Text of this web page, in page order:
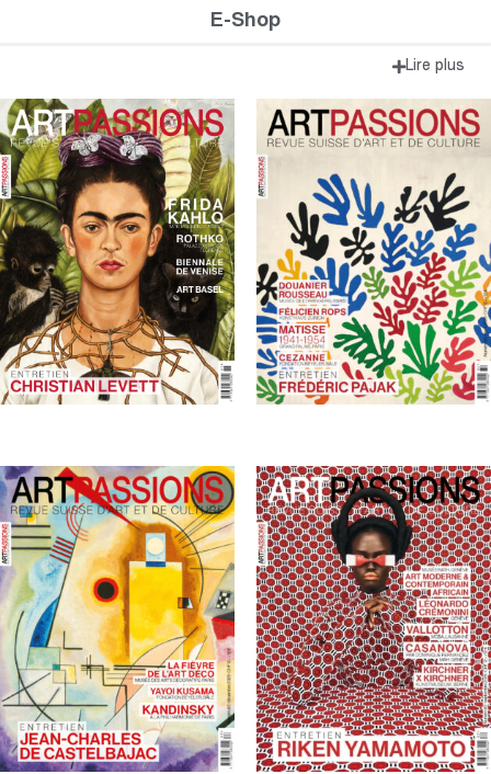
E-Shop
Lire plus